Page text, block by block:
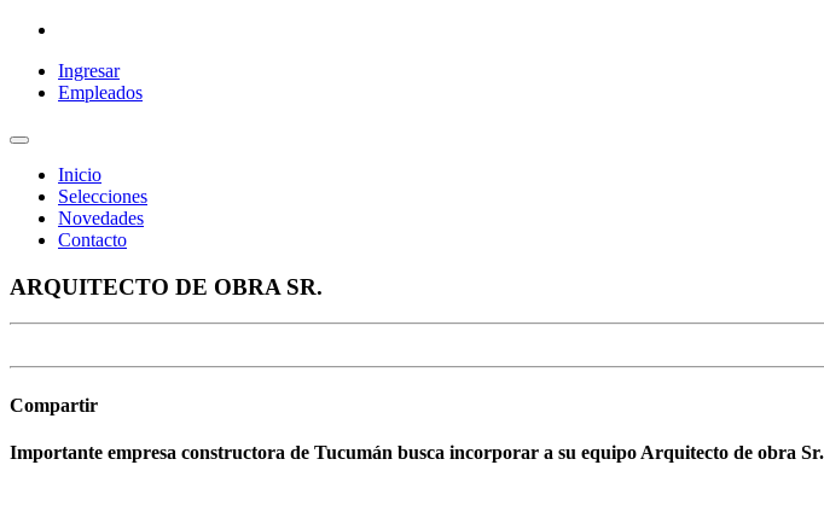
Ingresar
Empleados
Inicio
Selecciones
Novedades
Contacto
ARQUITECTO DE OBRA SR.
Compartir
Importante empresa constructora de Tucumán busca incorporar a su equipo Arquitecto de obra Sr.